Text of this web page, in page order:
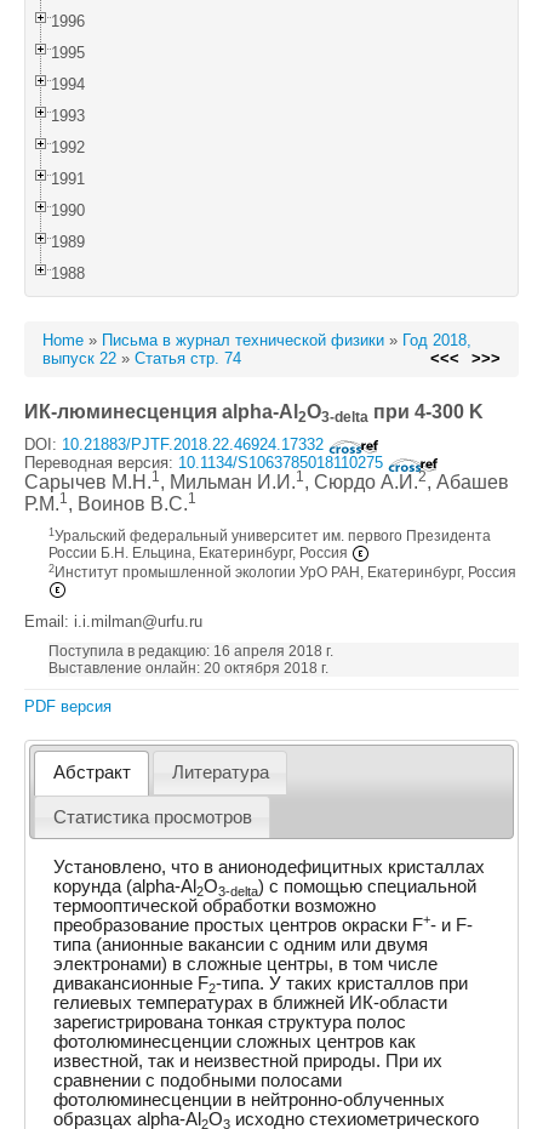
1996
1995
1994
1993
1992
1991
1990
1989
1988
Home » Письма в журнал технической физики » Год 2018,
выпуск 22 » Статья стр. 74 <<< >>>
ИК-люминесценция alpha-Al 2O3-delta при 4-300 K
DOI: 10.21883/PJTF.2018.22.46924.17332
Переводная версия: 10.1134/S1063785018110275
Сарычев М.Н.1, Мильман И.И.1, Сюрдо А.И.2, Абашев
Р.М.1, Воинов В.С.1
1 Уральский федеральный университет им. первого Президента
России Б.Н. Ельцина, Екатеринбург, Россия
2 Институт промышленной экологии УрО РАН, Екатеринбург, Россия
Email: i.i.milman@urfu.ru
Поступила в редакцию: 16 апреля 2018 г.
Выставление онлайн: 20 октября 2018 г.
PDF версия
Абстракт Литература
Статистика просмотров
Установлено, что в анионодефицитных кристаллах
корунда (alpha-Al2O3-delta) с помощью специальной
термооптической обработки возможно
преобразование простых центров окраски F+- и F-
типа (анионные вакансии с одним или двумя
электронами) в сложные центры, в том числе
дивакансионные F2-типа. У таких кристаллов при
гелиевых температурах в ближней ИК-области
зарегистрирована тонкая структура полос
фотолюминесценции сложных центров как
известной, так и неизвестной природы. При их
сравнении с подобными полосами
фотолюминесценции в нейтронно-облученных
образцах alpha-Al2O3 исходно стехиометрического